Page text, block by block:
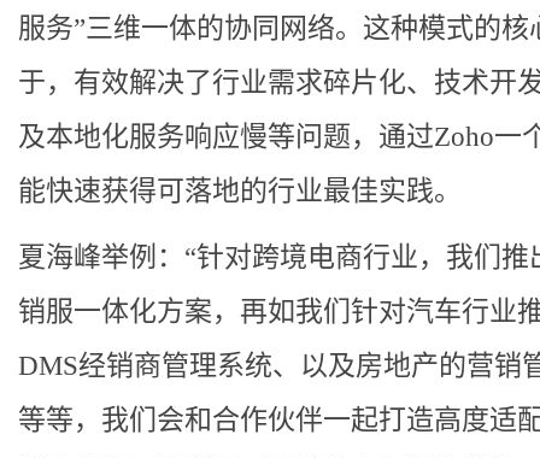
服务”三维一体的协同网络。这种模式的核
于，有效解决了行业需求碎片化、技术开
及本地化服务响应慢等问题，通过Zoho一
能快速获得可落地的行业最佳实践。
夏海峰举例：“针对跨境电商行业，我们推
销服一体化方案，再如我们针对汽车行业
DMS经销商管理系统、以及房地产的营销
等等，我们会和合作伙伴一起打造高度适